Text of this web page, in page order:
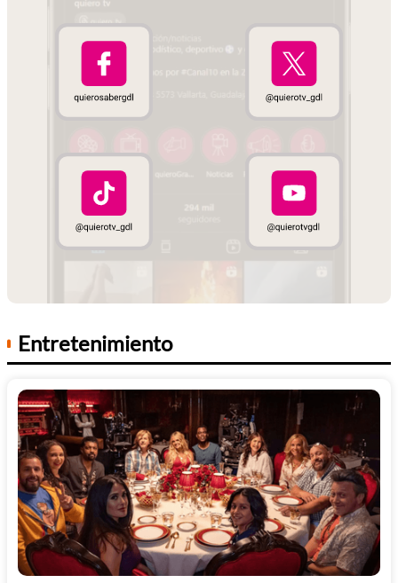
Entretenimiento